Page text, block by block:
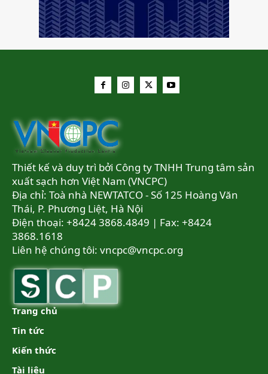
Thiết kế và duy trì bởi Công ty TNHH Trung tâm sản
xuất sạch hơn Việt Nam (VNCPC)
Địa chỉ: Toà nhà NEWTATCO - Số 125 Hoàng Văn
Thái, P. Phương Liệt, Hà Nội
Điện thoại: +8424 3868.4849 | Fax: +8424
3868.1618
Liên hệ chúng tôi: vncpc@vncpc.org
Trang chủ
Tin tức
Kiến thức
Tài liệu